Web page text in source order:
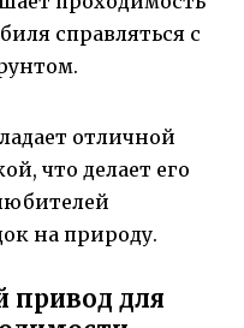
справляться с
отличной
что делает его
на природу.
для